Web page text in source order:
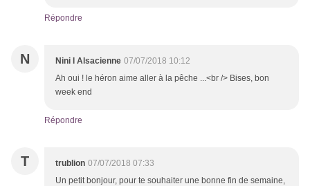
Répondre
N Nini l Alsacienne 07/07/2018 10:12
Ah oui ! le héron aime aller à la pêche ...<br /> Bises, bon
week end
Répondre
T trublion 07/07/2018 07:33
Un petit bonjour, pour te souhaiter une bonne fin de semaine,